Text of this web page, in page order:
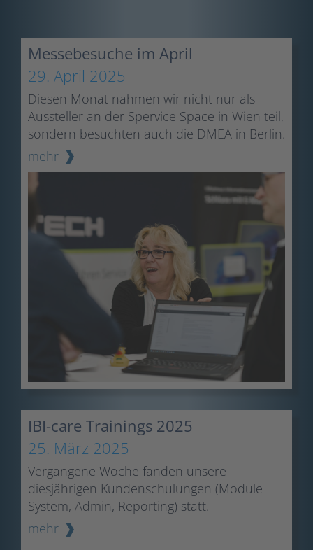
Messebesuche im April
29. April 2025
Diesen Monat nahmen wir nicht nur als
Aussteller an der Spervice Space in Wien teil,
sondern besuchten auch die DMEA in Berlin.
mehr
IBI-care Trainings 2025
25. März 2025
Vergangene Woche fanden unsere
diesjährigen Kundenschulungen (Module
System, Admin, Reporting) statt.
mehr